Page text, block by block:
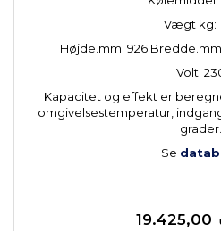
Vægt kg:
Højde.mm: 926
Volt:
Kapacitet og effekt er
omgivelsestemperatur,
grader.
Se
19.425,00